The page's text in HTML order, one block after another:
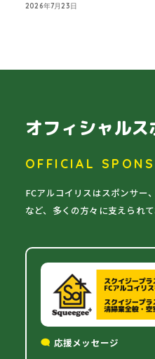
2026年7月23日
オフィシャルス
OFFICIAL
FCアルコイリスはスポンサー
など、多くの方々に支えられて
応援メッセージ